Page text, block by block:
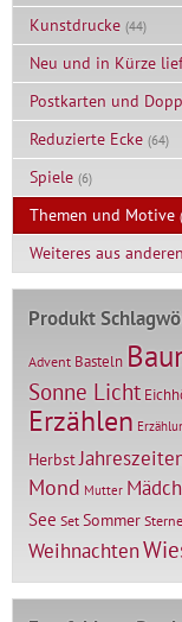
Kunstdrucke (44)
Neu und in Kürze
Postkarten und
Reduzierte Ecke (64)
Spiele (6)
Themen und Motive
Weiteres aus
Produkt
Advent Basteln
Sonne Licht
Erzählen
Herbst
Mond Mutter
See Set Sommer Sterne
Weihnachten